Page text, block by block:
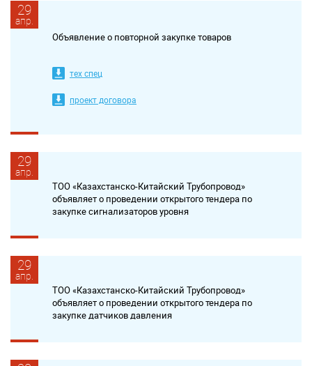
29
апр.
Объявление о повторной закупке товаров
тех спец
проект договора
29
апр.
ТОО «Казахстанско-Китайский Трубопровод»
объявляет о проведении открытого тендера по
закупке сигнализаторов уровня
29
апр.
ТОО «Казахстанско-Китайский Трубопровод»
объявляет о проведении открытого тендера по
закупке датчиков давления